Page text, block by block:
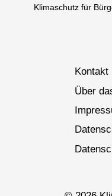
Klimaschutz für
Kontakt
Über